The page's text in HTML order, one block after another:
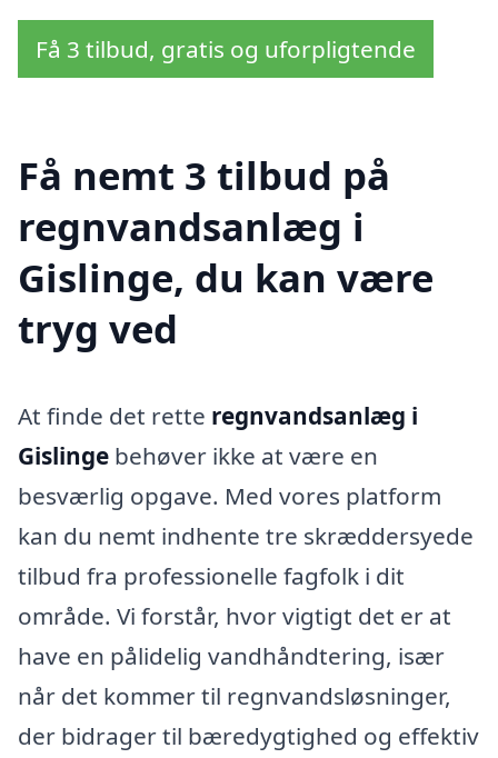
Få 3 tilbud, gratis og uforpligtende
Få nemt 3 tilbud på
regnvandsanlæg i
Gislinge, du kan være
tryg ved
At finde det rette regnvandsanlæg i
Gislinge behøver ikke at være en
besværlig opgave. Med vores platform
kan du nemt indhente tre skræddersyede
tilbud fra professionelle fagfolk i dit
område. Vi forstår, hvor vigtigt det er at
have en pålidelig vandhåndtering, især
når det kommer til regnvandsløsninger,
der bidrager til bæredygtighed og effektiv